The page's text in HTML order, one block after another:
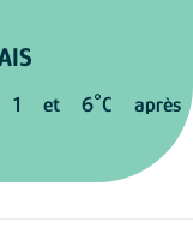
1 et 6°C après